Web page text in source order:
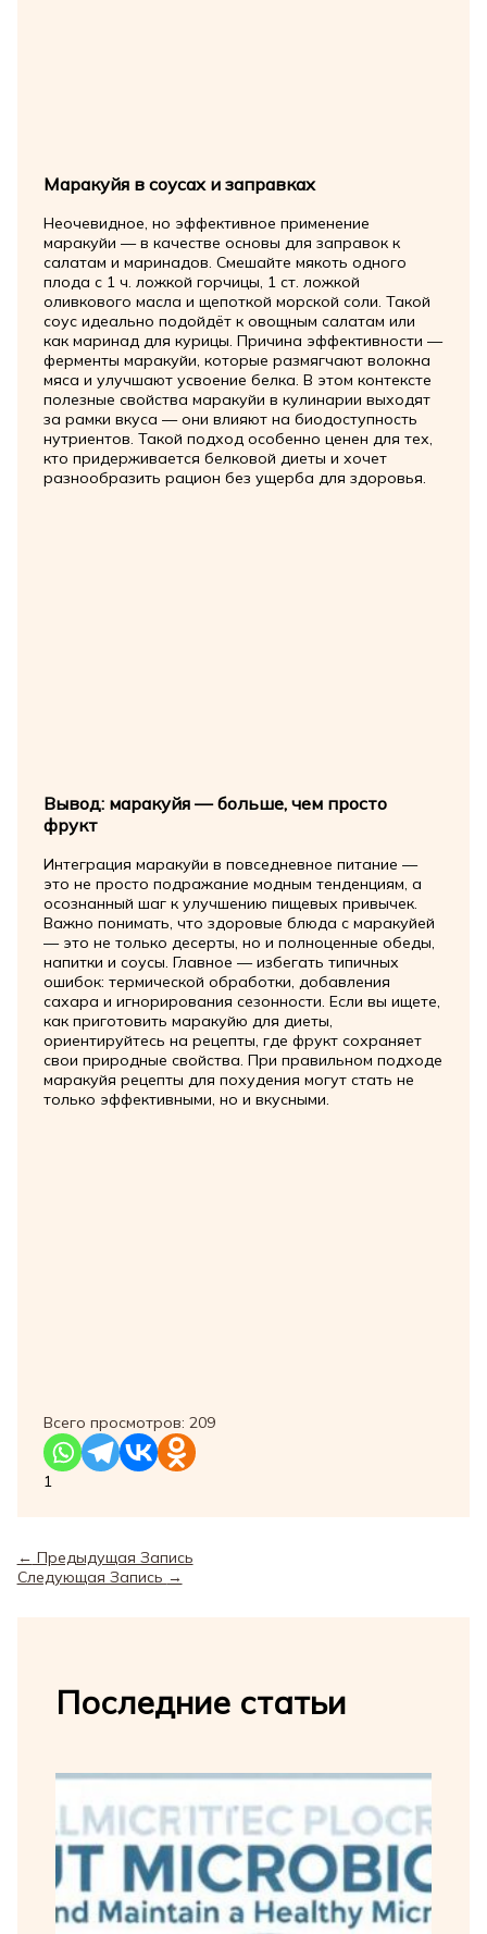
Маракуйя в соусах и заправках
Неочевидное, но эффективное применение
маракуйи — в качестве основы для заправок к
салатам и маринадов. Смешайте мякоть одного
плода с 1 ч. ложкой горчицы, 1 ст. ложкой
оливкового масла и щепоткой морской соли. Такой
соус идеально подойдёт к овощным салатам или
как маринад для курицы. Причина эффективности —
ферменты маракуйи, которые размягчают волокна
мяса и улучшают усвоение белка. В этом контексте
полезные свойства маракуйи в кулинарии выходят
за рамки вкуса — они влияют на биодоступность
нутриентов. Такой подход особенно ценен для тех,
кто придерживается белковой диеты и хочет
разнообразить рацион без ущерба для здоровья.
Вывод: маракуйя — больше, чем просто
фрукт
Интеграция маракуйи в повседневное питание —
это не просто подражание модным тенденциям, а
осознанный шаг к улучшению пищевых привычек.
Важно понимать, что здоровые блюда с маракуйей
— это не только десерты, но и полноценные обеды,
напитки и соусы. Главное — избегать типичных
ошибок: термической обработки, добавления
сахара и игнорирования сезонности. Если вы ищете,
как приготовить маракуйю для диеты,
ориентируйтесь на рецепты, где фрукт сохраняет
свои природные свойства. При правильном подходе
маракуйя рецепты для похудения могут стать не
только эффективными, но и вкусными.
Всего просмотров: 209
1
← Предыдущая Запись
Следующая Запись →
Последние статьи